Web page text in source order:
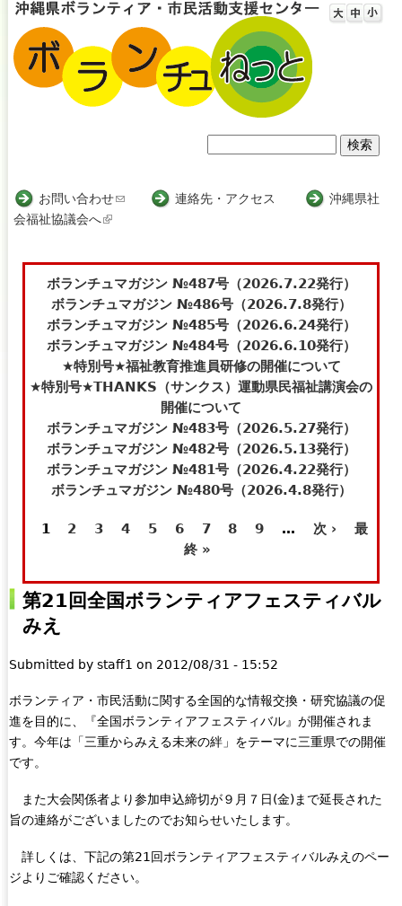
Jump to navigation
索
ォ
ー
ム
お問い合わせ(
n
k
s
e
n
d
s
-
m
a
i
連絡先・アクセス
沖縄県社
会福祉協議会へ(
i
n
k
i
s
e
x
e
r
n
a
)
ボランチュマガジン №487号（2026.7.22発行）
ボランチュマガジン №486号（2026.7.8発行）
ボランチュマガジン №485号（2026.6.24発行）
ボランチュマガジン №484号（2026.6.10発行）
★特別号★福祉教育推進員研修の開催について
★特別号★THANKS（サンクス）運動県民福祉講演会の
開催について
ボランチュマガジン №483号（2026.5.27発行）
ボランチュマガジン №482号（2026.5.13発行）
ボランチュマガジン №481号（2026.4.22発行）
ボランチュマガジン №480号（2026.4.8発行）
ペ
ジ
1 2 3 4 5 6 7 8 9 … 次 ›
最
終 »
第21回全国ボランティアフェスティバル
みえ
Submitted by staff1 on 2012/08/31 - 15:52
ボランティア・市民活動に関する全国的な情報交換・研究協議の促
進を目的に、『全国ボランティアフェスティバル』が開催されま
す。今年は「三重からみえる未来の絆」をテーマに三重県での開催
です。
また大会関係者より参加申込締切が９月７日(金)まで延長された
旨の連絡がございましたのでお知らせいたします。
詳しくは、下記の第21回ボランティアフェスティバルみえのペー
ジよりご確認ください。